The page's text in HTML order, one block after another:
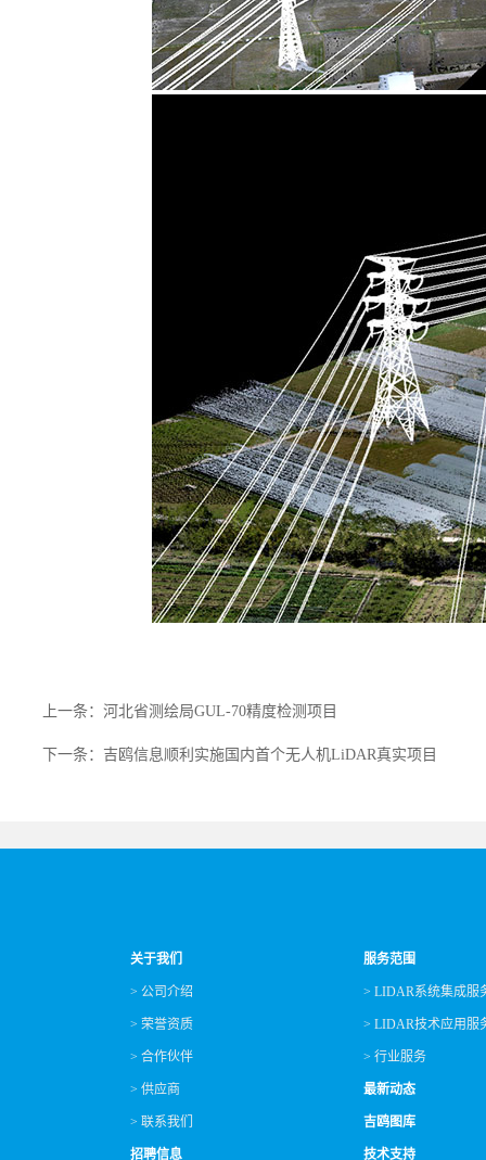
上一条：河北省测绘局GUL-70精度检测项目
下一条：吉鸥信息顺利实施国内首个无人机LiDAR真实项目
关于我们
> 公司介绍
> 荣誉资质
> 合作伙伴
> 供应商
> 联系我们
招聘信息
服务范围
> LIDAR系统集成服
> LIDAR技术应用服
> 行业服务
最新动态
吉鸥图库
技术支持